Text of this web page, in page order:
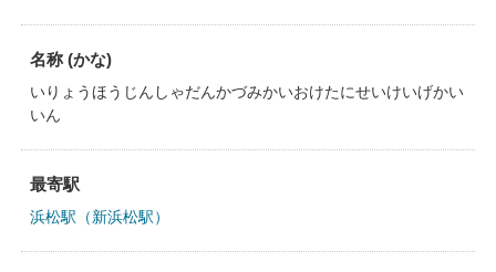
名称 (かな)
いりょうほうじんしゃだんかづみかいおけたにせいけいげかい
いん
最寄駅
浜松駅（新浜松駅）